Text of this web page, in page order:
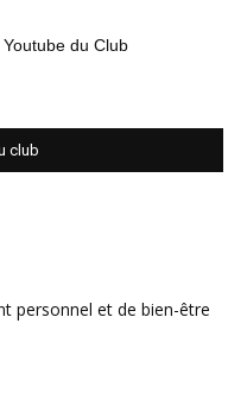
du Club
club
personnel et de bien-être